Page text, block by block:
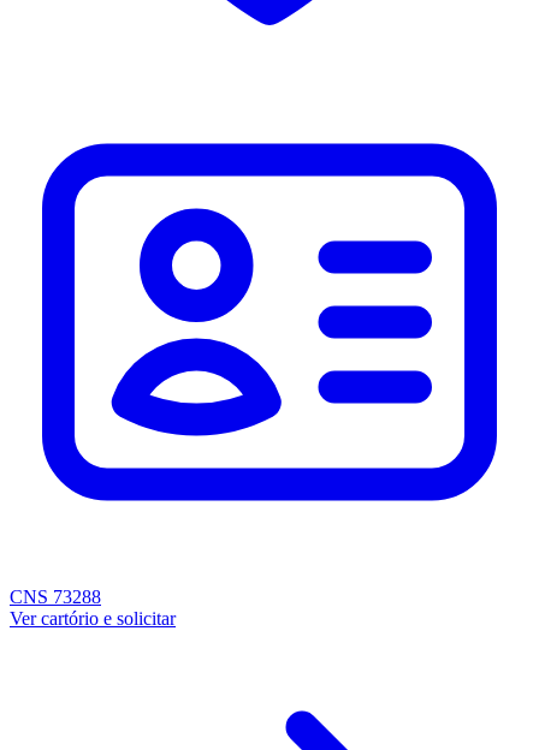
CNS 73288
Ver cartório e solicitar